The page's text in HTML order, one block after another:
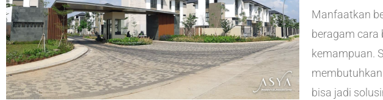
Manfaatkan
beragam cara
kemampuan.
bisa jadi